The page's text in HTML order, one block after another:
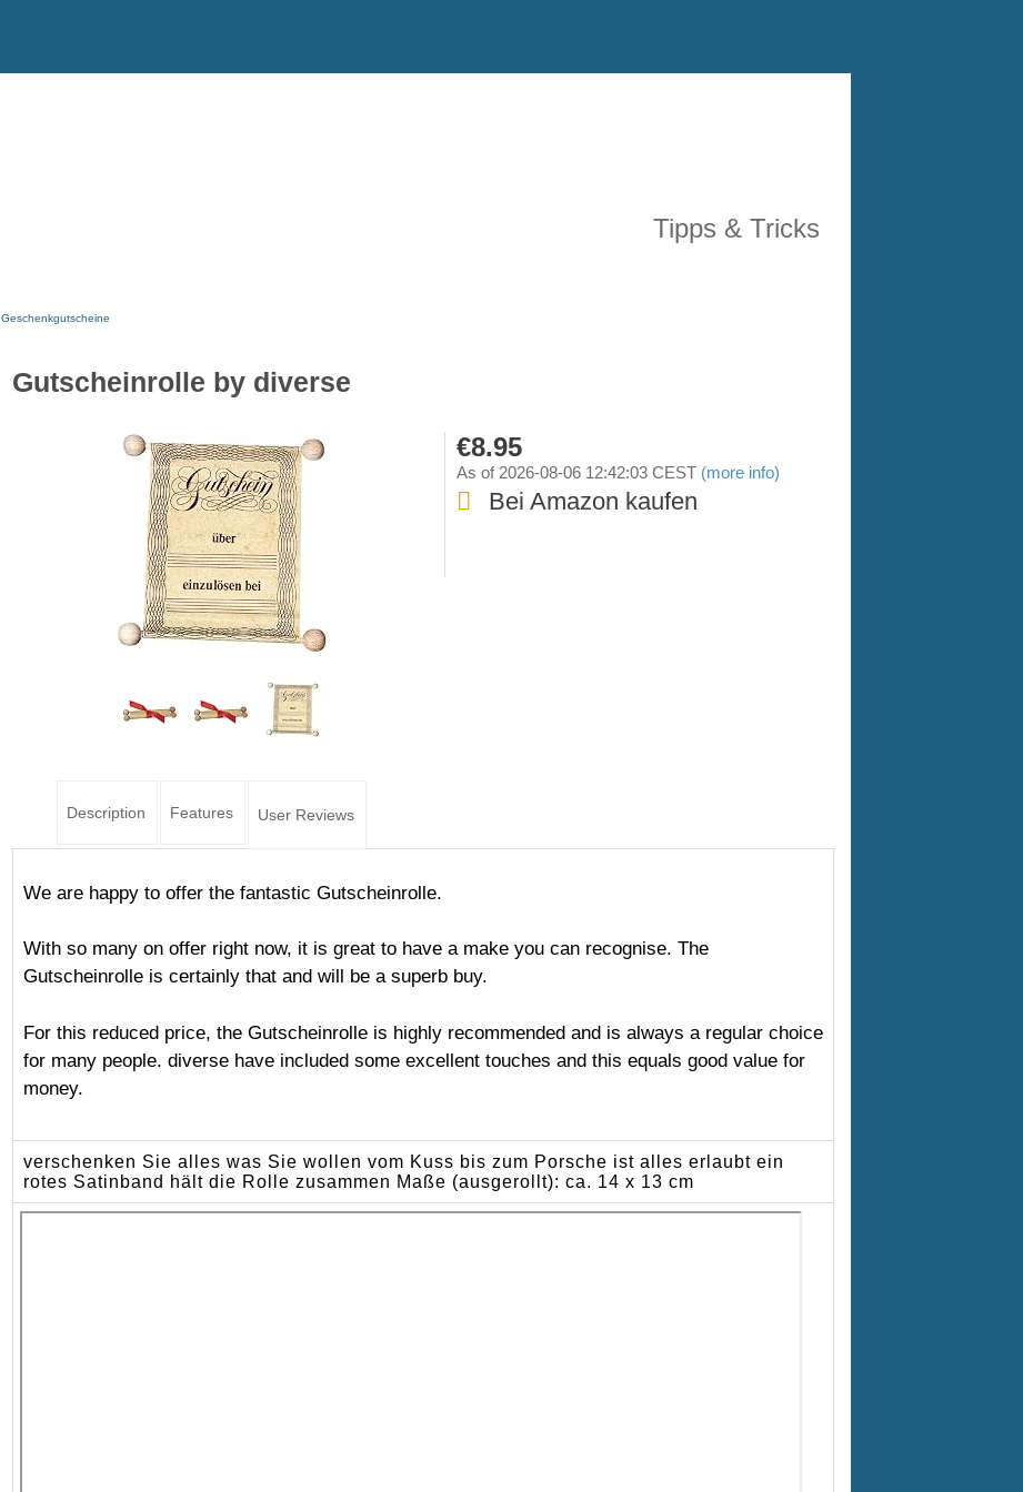
Tipps & Tricks
Geschenkgutscheine
Gutscheinrolle by diverse
€8.95
As of 2026-08-06 12:42:03 CEST (more info)
Bei Amazon kaufen
Description Features User Reviews
We are happy to offer the fantastic Gutscheinrolle.
With so many on offer right now, it is great to have a make you can recognise. The
Gutscheinrolle is certainly that and will be a superb buy.
For this reduced price, the Gutscheinrolle is highly recommended and is always a regular choice
for many people. diverse have included some excellent touches and this equals good value for
money.
verschenken Sie alles was Sie wollen vom Kuss bis zum Porsche ist alles erlaubt ein
rotes Satinband hält die Rolle zusammen Maße (ausgerollt): ca. 14 x 13 cm